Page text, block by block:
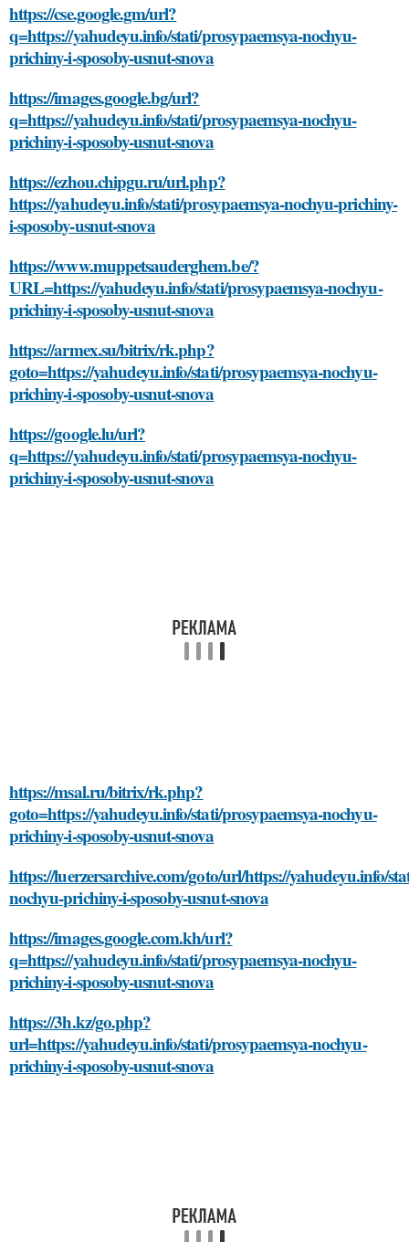
https://cse.google.gm/url?
q=https://yahudeyu.info/stati/prosypaemsya-nochyu-
prichiny-i-sposoby-usnut-snova
https://images.google.bg/url?
q=https://yahudeyu.info/stati/prosypaemsya-nochyu-
prichiny-i-sposoby-usnut-snova
https://ezhou.chipgu.ru/url.php?
https://yahudeyu.info/stati/prosypaemsya-nochyu-prichiny-
i-sposoby-usnut-snova
https://www.muppetsauderghem.be/?
URL=https://yahudeyu.info/stati/prosypaemsya-nochyu-
prichiny-i-sposoby-usnut-snova
https://armex.su/bitrix/rk.php?
goto=https://yahudeyu.info/stati/prosypaemsya-nochyu-
prichiny-i-sposoby-usnut-snova
https://google.lu/url?
q=https://yahudeyu.info/stati/prosypaemsya-nochyu-
prichiny-i-sposoby-usnut-snova
https://msal.ru/bitrix/rk.php?
goto=https://yahudeyu.info/stati/prosypaemsya-nochyu-
prichiny-i-sposoby-usnut-snova
https://luerzersarchive.com/goto/url/https://yahudeyu.info/
nochyu-prichiny-i-sposoby-usnut-snova
https://images.google.com.kh/url?
q=https://yahudeyu.info/stati/prosypaemsya-nochyu-
prichiny-i-sposoby-usnut-snova
https://3h.kz/go.php?
url=https://yahudeyu.info/stati/prosypaemsya-nochyu-
prichiny-i-sposoby-usnut-snova